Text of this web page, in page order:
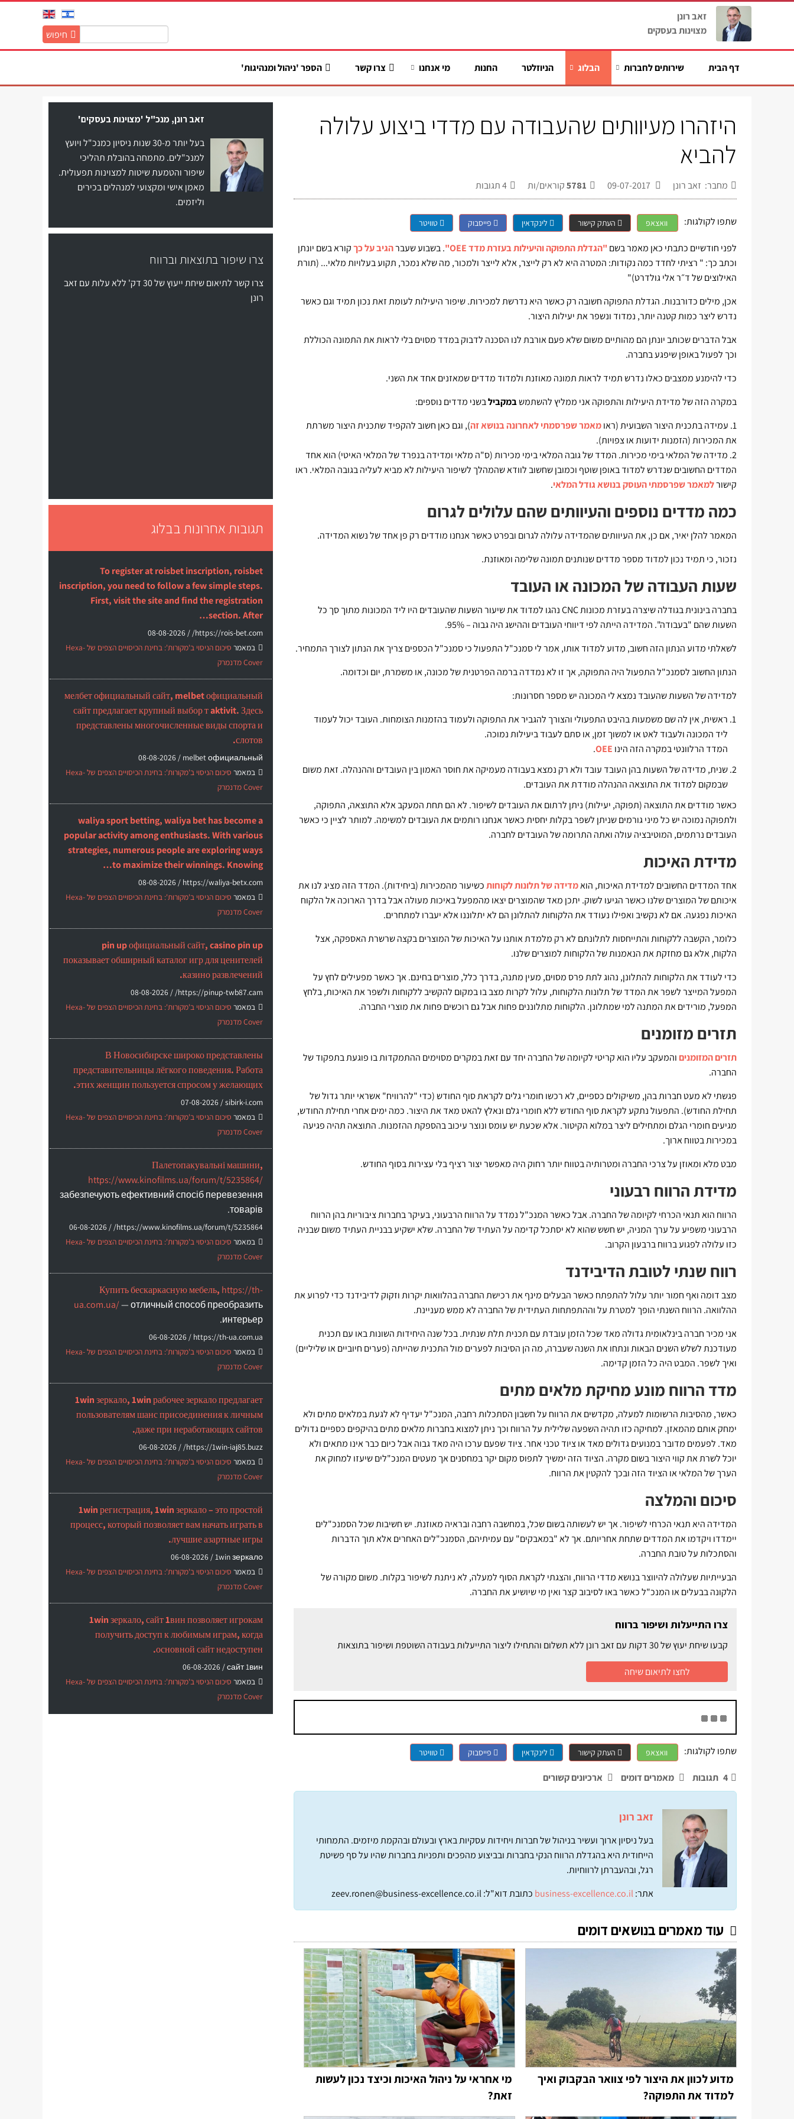
באתר:
חיפוש
זאב רונן
מצוינות בעסקים
דף הבית שירותים לחברות הבלוג הניוזלטר החנות מי אנחנו צרו קשר הספר 'ניהול ומנהיגות'
היזהרו מעיוותים שהעבודה עם מדדי ביצוע עלולה
להביא
מחבר: זאב רונן 5781קוראים/ות 4תגובות
שתפו לקולגות: וואצאפ העתק קישור לינקדאין פייסבוק טוויטר
לפני חודשיים כתבתי כאן מאמר בשם "הגדלת התפוקה והיעילות בעזרת מדד OEE" . בשבוע שעברהגיב על כךקורא בשם יונתן
וכתב כך: " רציתי לחדד כמה נקודות: המטרה היא לא רק לייצר, אלא לייצר ולמכור, מה שלא נמכר, תקוע בעלויות מלאי... (תורת
האילוצים של ד״ר אלי גולדרט)"
אכן, מילים כדורבנות. הגדלת התפוקה חשובה רק כאשר היא נדרשת למכירות. שיפור היעילות לעומת זאת נכון תמיד וגם כאשר
נדרש ליצר כמות קטנה יותר, נמדוד ונשפר את יעילות היצור.
אבל הדברים שכותב יונתן הם מהותיים משום שלא פעם אורבת לנו הסכנה לדבוק במדד מסוים בלי לראות את התמונה הכוללת
וכך לפעול באופן שיפגע בחברה.
כדי להימנע ממצבים כאלו נדרש תמיד לראות תמונה מאוזנת ולמדוד מדדים שמאזנים אחד את השני.
במקרה הזה של מדידת היעילות והתפוקה אני ממליץ להשתמשבמקבילבשני מדדים נוספים:
1. עמידה בתכנית היצור השבועית (ראו
מאמר שפרסמתי לאחרונה בנושא זה), וגם כאן חשוב להקפיד שתכנית היצור משרתת
את המכירות (הזמנות ידועות או צפויות).
2. מדידה של המלאי בימי מכירות. המדד של גובה המלאי בימי מכירות (ס"ה מלאי ומדידה בנפרד של המלאי האיטי) הוא אחד
המדדים החשובים שנדרש למדוד באופן שוטף וכמובן שחשוב לוודא שהמהלך לשיפור היעילות לא מביא לעליה בגובה המלאי. ראו
קישורלמאמר שפרסמתי העוסק בנושא גודל המלאי.
כמה מדדים נוספים והעיוותים שהם עלולים לגרום
המאמר להלן יאיר, אם כן, את העיוותים שהמדידה עלולה לגרום ובפרט כאשר אנחנו מודדים רק פן אחד של נשוא המדידה.
נזכור, כי תמיד נכון למדוד מספר מדדים שנותנים תמונה שלימה ומאוזנת.
שעות העבודה של המכונה או העובד
בחברה בינונית בגודלה שיצרה בעזרת מכונות CNC נהגו למדוד את שיעור השעות שהעובדים היו ליד המכונות מתוך סך כל
השעות שהם "בעבודה". המדידה הייתה לפי דיווחי העובדים וההישג היה גבוה – 95%.
לשאלתי מדוע הנתון הזה חשוב, מדוע למדוד אותו, אמר לי סמנכ"ל התפעול כי סמנכ"ל הכספים צריך את הנתון לצורך התמחיר.
הנתון החשוב לסמנכ"ל התפעול היה התפוקה, אך זו לא נמדדה ברמה הפרטנית של מכונה, או משמרת, יום וכדומה.
למדידה של השעות שהעובד נמצא לי המכונה יש מספר חסרונות:
ראשית, אין לה שם משמעות בהיבט התפעולי והצורך להגביר את התפוקה ולעמוד בהזמנות הצומחות. העובד יכול לעמוד
ליד המכונה ולעבוד לאט או למשוך זמן, או סתם לעבוד ביעילות נמוכה.
המדד הרלוונטי במקרה הזה הינו OEE
.
שנית, מדידה של השעות בהן העובד עובד ולא רק נמצא בעבודה מעמיקה את חוסר האמון בין העובדים וההנהלה. זאת משום
שבמקום למדוד את התוצאה ההנהלה מודדת את העובדים.
כאשר מודדים את התוצאה (תפוקה, יעילות) ניתן לרתום את העובדים לשיפור. לא הם תחת המעקב אלא התוצאה, התפוקה,
ולתפוקה נמוכה יש כל מיני גורמים שניתן לשפר בקלות יחסית כאשר אנחנו רותמים את העובדים למשימה. למותר לציין כי כאשר
העובדים נרתמים, המוטיבציה עולה ואתה התרומה של העובדים לחברה.
מדידת האיכות
אחד המדדים החשובים למדידת האיכות, הואמדידה של תלונות לקוחותכשיעור מהמכירות (ביחידות). המדד הזה מציג לנו את
איכותם של המוצרים שלנו כאשר הגיעו לשוק. יתכן מאד שהמוצרים יצאו מהמפעל באיכות מעולה אבל בדרך הארוכה אל הלקוח
האיכות נפגעה. אם לא נקשיב ואפילו נעודד את הלקוחות להתלונן הם לא יתלוננו אלא יעברו למתחרים.
כלומר, הקשבה ללקוחות והתייחסות לתלונתם לא רק מלמדת אותנו על האיכות של המוצרים בקצה שרשרת האספקה, אצל
הלקוח, אלא גם מחזקת את הנאמנות של הלקוחות למוצרים שלנו.
כדי לעודד את הלקוחות להתלונן, נהוג לתת פרס מסוים, מעין מתנה, בדרך כלל, מוצרים בחינם. אך כאשר מפעילים לחץ על
המפעל המייצר לשפר את המדד של תלונות הלקוחות, עלול לקרות מצב בו במקום להקשיב ללקוחות ולשפר את האיכות, בלחץ
המפעל, מורידים את המתנה למי שמתלונן. הלקוחות מתלוננים פחות אבל גם רוכשים פחות את מוצרי החברה.
תזרים מזומנים
תזרים המזומניםוהמעקב עליו הוא קריטי לקיומה של החברה יחד עם זאת במקרים מסוימים ההתמקדות בו פוגעת בתפקוד של
החברה.
פגשתי לא מעט חברות בהן, משיקולים כספיים, לא רכשו חומרי גלים לקראת סוף החודש (כדי "להרוויח" אשראי יותר גדול של
תחילת החודש). התפעול נתקע לקראת סוף החודש ללא חומרי גלם ונאלץ להאט מאד את היצור. כמה ימים אחרי תחילת החודש,
מגיעים חומרי הגלם ומתחילים ליצר במלוא הקיטור. אלא שכעת יש עומס ונוצר עיכוב בהספקת ההזמנות. התוצאה תהיה פגיעה
במכירות בטווח ארוך.
מבט מלא ומאוזן על צרכי החברה ומטרותיה בטווח יותר רחוק היה מאפשר יצור רציף בלי עצירות בסוף החודש.
מדידת הרווח רבעוני
הרווח הוא תנאי הכרחי לקיומה של החברה. אבל כאשר המנכ"ל נמדד על הרווח הרבעוני, בעיקר בחברות ציבוריות בהן הרווח
הרבעוני משפיע על ערך המניה, יש חשש שהוא לא יסתכל קדימה על העתיד של החברה. שלא ישקיע בבניית העתיד משום שבניה
כזו עלולה לפגוע ברווח ברבעון הקרוב.
רווח שנתי לטובת הדיבידנד
מצב דומה ואף חמור יותר עלול להתפתח כאשר הבעלים מינף את רכישת החברה בהלוואות יקרות וזקוק לדיבידנד כדי לפרוע את
ההלוואה. הרווח השנתי הופך למטרת על וההתפתחות העתידית של החברה לא ממש מעניינת.
אני מכיר חברה בינלאומית גדולה מאד שכל הזמן עובדת עם תכנית תלת שנתית. בכל שנה היחידות השונות באו עם תכנית
מעודכנת לשלש השנים הבאות ונתחו את השנה שעברה, מה הן הסיבות לפערים מול התכנית שהייתה (פערים חיוביים או שליליים)
ואיך לשפר. המבט היה כל הזמן קדימה.
מדד הרווח מונע מחיקת מלאים מתים
כאשר, מהסיבות הרשומות למעלה, מקדשים את הרווח על חשבון הסתכלות רחבה, המנכ"ל יעדיף לא לגעת במלאים מתים ולא
ימחק אותם מהמאזן. למחיקה כזו תהיה השפעה שלילית על הרווח וכך ניתן למצוא בחברות מלאים מתים בהיקפים כספיים גדולים
מאד. לפעמים מדובר במנועים גדולים מאד או ציוד טכני אחר. ציוד שפעם ערכו היה מאד גבוה אבל כיום כבר אינו מתאים ולא
יוכל לשרת את קווי היצור בשום מקרה. הציוד הזה ימשיך לתפוס מקום יקר במחסנים אך מעטים המנכ"לים שיעזו למחוק את
הערך של המלאי או הציוד הזה ובכך להקטין את הרווח.
סיכום והמלצה
המדידה היא תנאי הכרחי לשיפור. אך יש לעשותה בשום שכל, במחשבה רחבה ובראיה מאוזנת. יש חשיבות שכל הסמנכ"לים
יימדדו ויקדמו את המדדים שתחת אחריותם. אך לא "במאבקים" עם עמיתיהם, הסמנכ"לים האחרים אלא תוך הדברות
והסתכלות על טובת החברה.
הבעייתיות שעלולה להיווצר בנושא מדדי הרווח, והצגתי לקראת הסוף למעלה, לא ניתנת לשיפור בקלות. משום מקורה של
הלקונה בבעלים או המנכ"ל כאשר באו לסיבוב קצר ואין מי שיושיע את החברה.
צרו התייעלות ושיפור ברווח
קבעו שיחת יעוץ של 30 דקות עם זאב רונן ללא תשלום והתחילו ליצור התייעלות בעבודה השוטפת ושיפור בתוצאות
לחצו לתיאום שיחה
שתפו לקולגות: וואצאפ העתק קישור לינקדאין פייסבוק טוויטר
4 תגובות מאמרים דומים ארכיונים קשורים
זאב רונן
בעל ניסיון ארוך ועשיר בניהול של חברות ויחידות עסקיות בארץ ובעולם ובהקמת מיזמים. התמחותי
הייחודית היא בהגדלת הרווח הנקי בחברות ובביצוע מהפכים ותפניות בחברות שהיו על סף פשיטת
רגל, ובהעברתן לרווחיות.
אתר:business-excellence.co.il כתובת דוא"ל:zeev.ronen@business-excellence.co.il
עוד מאמרים בנושאים דומים
מדוע לכוון את היצור לפי צוואר הבקבוק ואיך
למדוד את התפוקה?
מי אחראי על ניהול האיכות וכיצד נכון לעשות
זאת?
זאב רונן, מנכ"ל 'מצוינות בעסקים'
בעל יותר מ-30 שנות ניסיון כמנכ"ל ויועץ
למנכ"לים. מתמחה בהובלת תהליכי
שיפור והטמעת שיטות למצוינות תפעולית.
מאמן אישי ומקצועי למנהלים בכירים
וליזמים.
צרו שיפור בתוצאות וברווח
צרו קשר לתיאום שיחת ייעוץ של 30 דק' ללא עלות עם זאב
רונן
תגובות אחרונות בבלוג
To register at roisbet inscription, roisbet
inscription, you need to follow a few simple steps.
First, visit the site and find the registration
section. After…
https://rois-bet.com/ /
08-08-2026
במאמר
סיכום הניסוי ב'מקורות': בחינת הכיסויים הצפים של Hexa-
Cover מדנמרק
мелбет официальный сайт, melbet официальный
сайт предлагает крупный выбор т aktivit. Здесь
представлены многочисленные виды спорта и
слотов.
melbet официальный /
08-08-2026
במאמר
סיכום הניסוי ב'מקורות': בחינת הכיסויים הצפים של Hexa-
Cover מדנמרק
waliya sport betting, waliya bet has become a
popular activity among enthusiasts. With various
strategies, numerous people are exploring ways
to maximize their winnings. Knowing…
https://waliya-betx.com /
08-08-2026
במאמר
סיכום הניסוי ב'מקורות': בחינת הכיסויים הצפים של Hexa-
Cover מדנמרק
pin up официальный сайт, casino pin up
показывает обширный каталог игр для ценителей
казино развлечений.
https://pinup-twb87.cam/ /
08-08-2026
במאמר
סיכום הניסוי ב'מקורות': בחינת הכיסויים הצפים של Hexa-
Cover מדנמרק
В Новосибирске широко представлены
представительницы лёгкого поведения. Работа
этих женщин пользуется спросом у желающих.
sibirk-i.com /
07-08-2026
במאמר
סיכום הניסוי ב'מקורות': בחינת הכיסויים הצפים של Hexa-
Cover מדנמרק
Палетопакувальні машини,
https://www.kinofilms.ua/forum/t/5235864/
забезпечують ефективний спосіб перевезення
товарів.
https://www.kinofilms.ua/forum/t/5235864/ /
06-08-2026
במאמר
סיכום הניסוי ב'מקורות': בחינת הכיסויים הצפים של Hexa-
Cover מדנמרק
Купить бескаркасную мебель, https://th-
ua.com.ua/— отличный способ преобразить
интерьер.
https://th-ua.com.ua /
06-08-2026
במאמר
סיכום הניסוי ב'מקורות': בחינת הכיסויים הצפים של Hexa-
Cover מדנמרק
1win зеркало, 1win рабочее зеркало предлагает
пользователям шанс присоединения к личным
даже при неработающих сайтов.
https://1win-iaj85.buzz/ /
06-08-2026
במאמר
סיכום הניסוי ב'מקורות': בחינת הכיסויים הצפים של Hexa-
Cover מדנמרק
1win регистрация, 1win зеркало – это простой
процесс, который позволяет вам начать играть в
лучшие азартные игры.
1win зеркало /
06-08-2026
במאמר
סיכום הניסוי ב'מקורות': בחינת הכיסויים הצפים של Hexa-
Cover מדנמרק
1win зеркало, сайт 1вин позволяет игрокам
получить доступ к любимым играм, когда
основной сайт недоступен.
сайт 1вин /
06-08-2026
במאמר
סיכום הניסוי ב'מקורות': בחינת הכיסויים הצפים של Hexa-
Cover מדנמרק